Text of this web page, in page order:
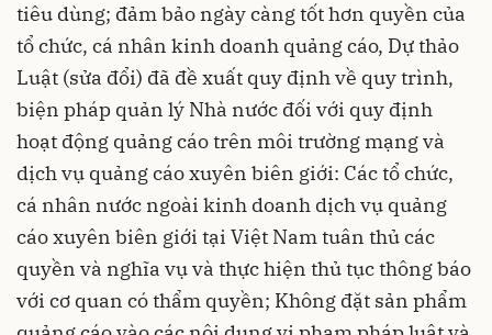
tiêu dùng; đảm bảo ngày càng tốt hơn quyền của
tổ chức, cá nhân kinh doanh quảng cáo, Dự thảo
Luật (sửa đổi) đã đề xuất quy định về quy trình,
biện pháp quản lý Nhà nước đối với quy định
hoạt động quảng cáo trên môi trường mạng và
dịch vụ quảng cáo xuyên biên giới: Các tổ chức,
cá nhân nước ngoài kinh doanh dịch vụ quảng
cáo xuyên biên giới tại Việt Nam tuân thủ các
quyền và nghĩa vụ và thực hiện thủ tục thông báo
với cơ quan có thẩm quyền; Không đặt sản phẩm